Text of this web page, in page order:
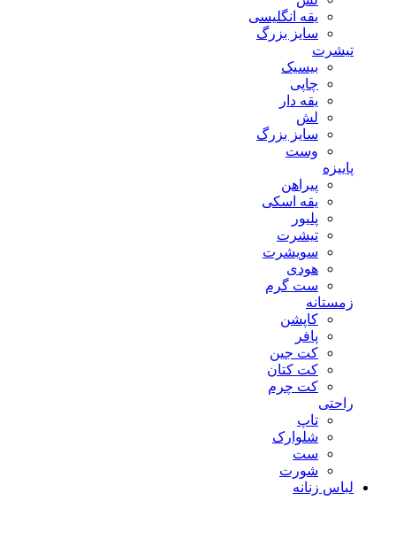
یقه انگلیسی
سایز بزرگ
تیشرت
بیسیک
چاپی
یقه دار
لش
سایز بزرگ
وست
پاییزه
پیراهن
یقه اسکی
پلیور
تیشرت
سویشرت
هودی
ست گرم
زمستانه
کاپشن
پافر
کت جین
کت کتان
کت چرم
راحتی
تاپ
شلوارک
ست
شورت
لباس زنانه